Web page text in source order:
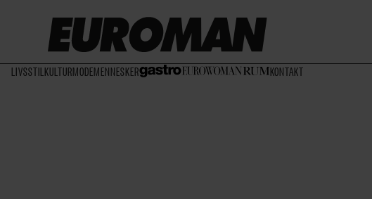
LIVSSTIL KULTURMODEMENNESKER KONTAKT